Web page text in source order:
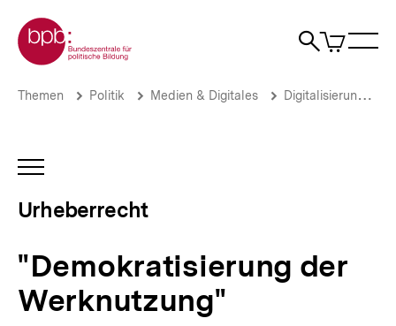
zum
Seiteninhalt
springen
Zur Startseite der bpb
Suche
Artikel
im
"Demokratisierung
Urheberrecht
bpb.de
Brotkrümelnavigation
Pfadnavigation
Themen Politik Medien & Digitales Digitalisierung
INHALTSNAVIGATION
Urheberrecht
"Demokratisierung der
Werknutzung"